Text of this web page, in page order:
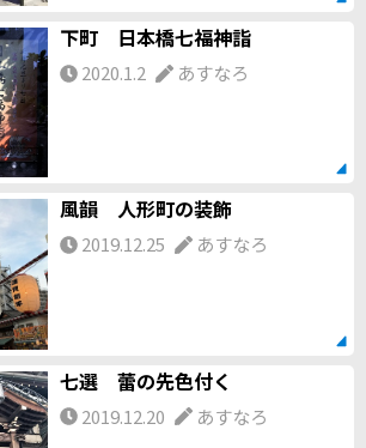
下町 日本橋七福神詣
2020.1.2 あすなろ
風韻 人形町の装飾
2019.12.25 あすなろ
七選 蕾の先色付く
2019.12.20 あすなろ